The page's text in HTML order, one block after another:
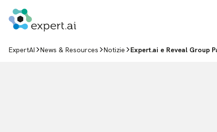
ExpertAI News & Resources Notizie Expert.ai e Reveal Group